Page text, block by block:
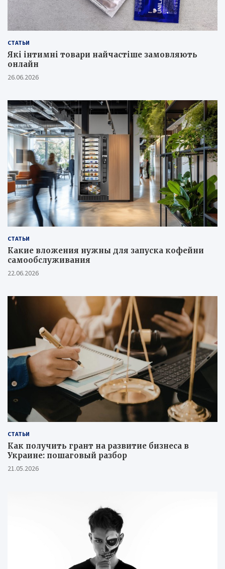
СТАТЬИ
Які інтимні товари найчастіше замовляють
онлайн
26.06.2026
СТАТЬИ
Какие вложения нужны для запуска кофейни
самообслуживания
22.06.2026
СТАТЬИ
Как получить грант на развитие бизнеса в
Украине: пошаговый разбор
21.05.2026